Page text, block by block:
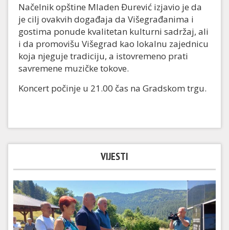
Načelnik opštine Mladen Đurević izjavio je da
je cilj ovakvih događaja da Višegrađanima i
gostima ponude kvalitetan kulturni sadržaj, ali
i da promovišu Višegrad kao lokalnu zajednicu
koja njeguje tradiciju, a istovremeno prati
savremene muzičke tokove.
Koncert počinje u 21.00 čas na Gradskom trgu.
VIJESTI